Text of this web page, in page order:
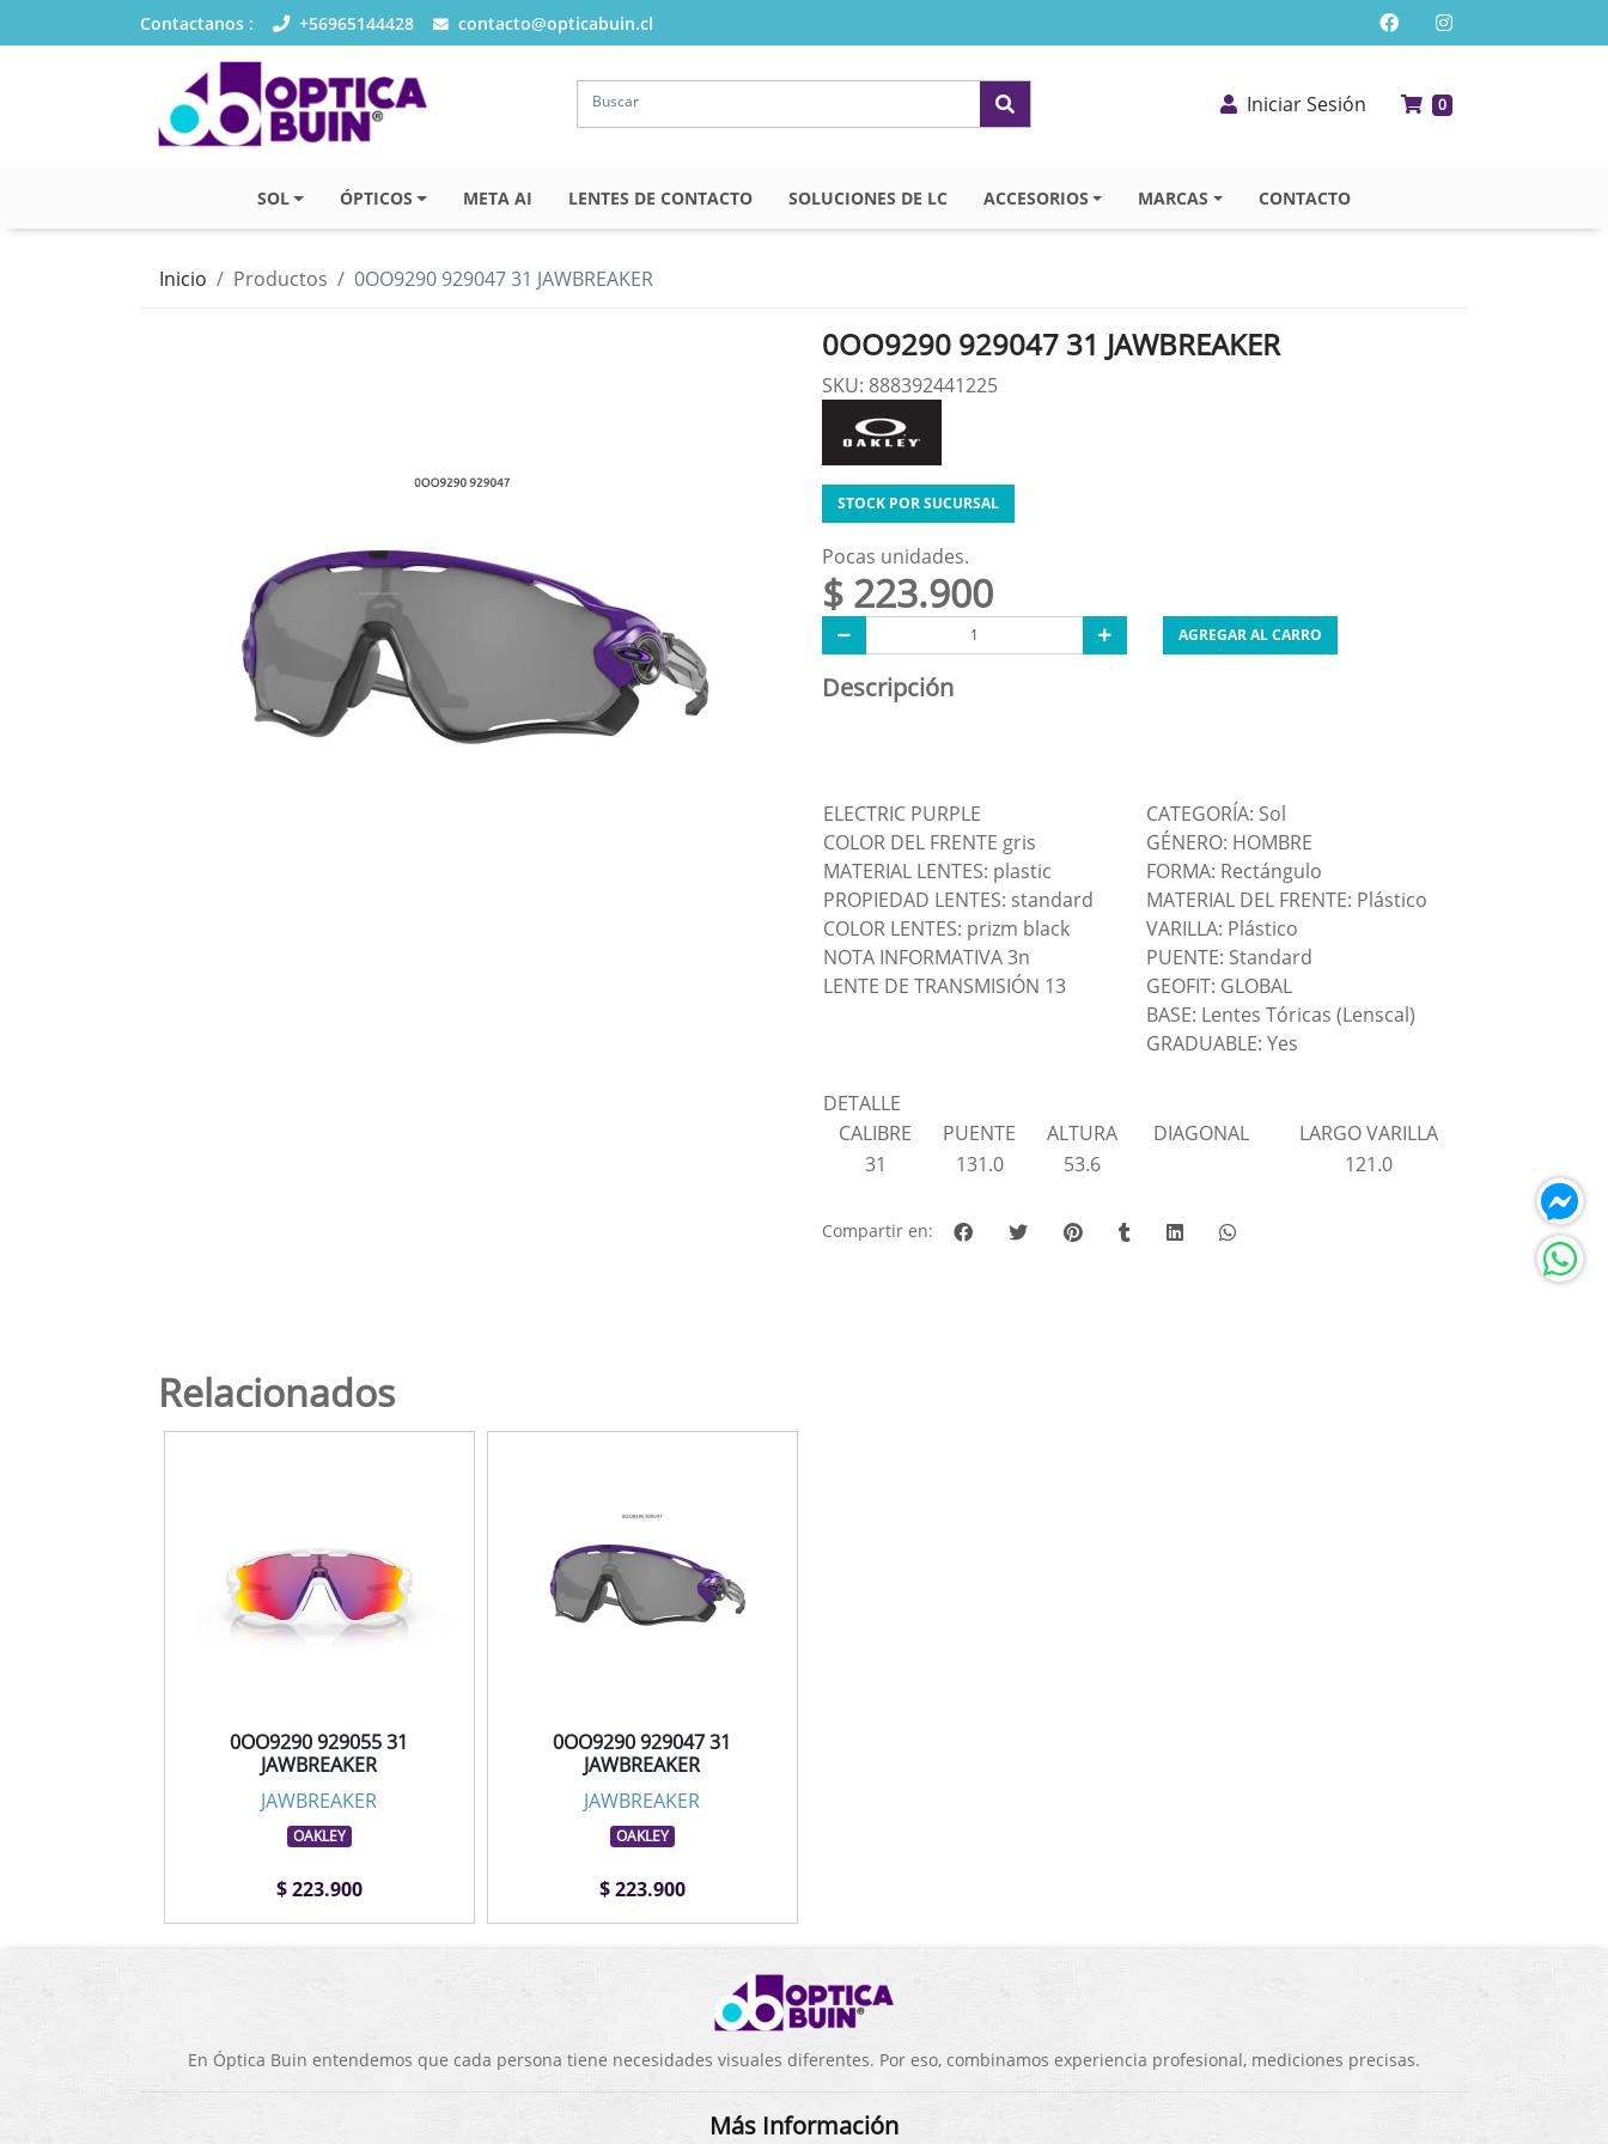
Contactanos : +56965144428 contacto@opticabuin.cl
Iniciar Sesión 0
SOL ÓPTICOS META AI LENTES DE CONTACTO SOLUCIONES DE LC ACCESORIOS MARCAS CONTACTO
Inicio Productos 0OO9290 929047 31 JAWBREAKER
0OO9290 929047 31 JAWBREAKER
SKU: 888392441225
STOCK POR SUCURSAL
Pocas unidades.
$ 223.900
AGREGAR AL CARRO
Descripción
ELECTRIC PURPLE
COLOR DEL FRENTE gris
MATERIAL LENTES: plastic
PROPIEDAD LENTES: standard
COLOR LENTES: prizm black
NOTA INFORMATIVA 3n
LENTE DE TRANSMISIÓN 13
CATEGORÍA: Sol
GÉNERO: HOMBRE
FORMA: Rectángulo
MATERIAL DEL FRENTE: Plástico
VARILLA: Plástico
PUENTE: Standard
GEOFIT: GLOBAL
BASE: Lentes Tóricas (Lenscal)
GRADUABLE: Yes
DETALLE
CALIBRE
PUENTE ALTURA DIAGONAL
LARGO VARILLA
31
131.0 53.6 121.0
Compartir en:
Relacionados
0OO9290 929055 31
JAWBREAKER
JAWBREAKER
OAKLEY
$ 223.900
0OO9290 929047 31
JAWBREAKER
JAWBREAKER
OAKLEY
$ 223.900
En Óptica Buin entendemos que cada persona tiene necesidades visuales diferentes. Por eso, combinamos experiencia profesional, mediciones precisas.
Más Información